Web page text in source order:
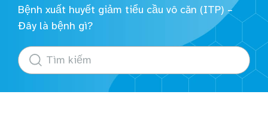
Bệnh xuất huyết giảm tiểu cầu vô căn (ITP) –
Đây là bệnh gì?